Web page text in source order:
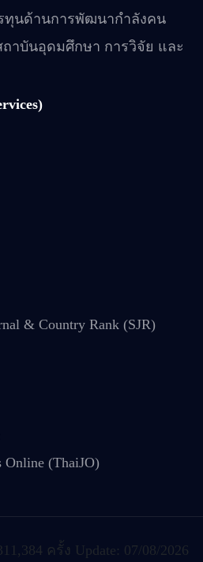
ทุนด้านการพัฒนากำลังคน
าบันอุดมศึกษา การวิจัย และ
& Country Rank (SJR)
(ThaiJO)
ครั้ง Update: 07/08/2026